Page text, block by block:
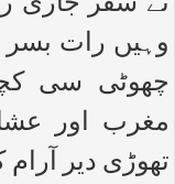
وہیں رات بسر
چھوٹی سی
مغرب اور
تھوڑی دیر آرام